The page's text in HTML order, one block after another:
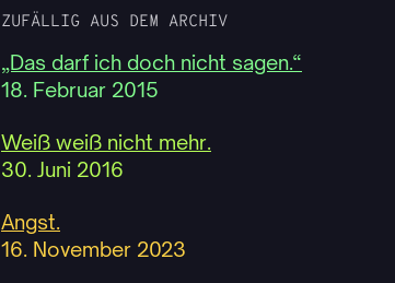
ZUFÄLLIG AUS DEM ARCHIV
„Das darf ich doch nicht sagen.“
18. Februar 2015
Weiß weiß nicht mehr.
30. Juni 2016
Angst.
16. November 2023